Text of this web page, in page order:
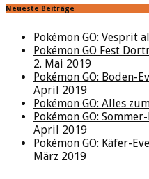
Neueste Beiträge
Pokémon GO: Vesprit
Pokémon GO Fest
2. Mai 2019
Pokémon GO: Boden-
April 2019
Pokémon GO: Alles
Pokémon GO:
April 2019
Pokémon GO: Käfer-
März 2019